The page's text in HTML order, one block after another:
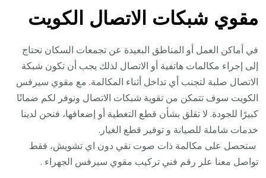
مقوي شبكات الاتصال الكويت
في أماكن العمل أو المناطق البعيدة عن تجمعات السكان نحتاج
إلى إجراء مكالمات هاتفية أو الاتصال لذلك يجب أن تكون شبكة
الاتصال صلبة لتجنب أي تداخل أثناء المكالمة. مع مقوي سيرفس
الكويت سوف تتمكن من تقوية شبكات الاتصال ونوفر لكم ضمانًا
كبيرًا للجودة. لا تقلق بشأن قطع التغطية أو إضعافها، فنحن لدينا
خدمات شاملة للصيانة و توفير قطع الغيار.
ستحصل على مكالمة ذات صوت نقي دون اي تشويش، فقط
تواصل معنا علر رقم فني تركيب مقوي سيرفس الجهراء .